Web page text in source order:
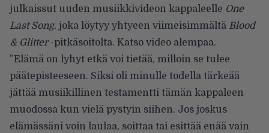
julkaissut uuden musiikkivideon kappaleelle One
Last Song, joka löytyy yhtyeen viimeisimmältä Blood
& Glitter-pitkäsoitolta. Katso video alempaa.
”Elämä on lyhyt etkä voi tietää, milloin se tulee
päätepisteeseen. Siksi oli minulle todella tärkeää
jättää musiikillinen testamentti tämän kappaleen
muodossa kun vielä pystyin siihen. Jos joskus
elämässäni voin laulaa, soittaa tai esittää enää vain